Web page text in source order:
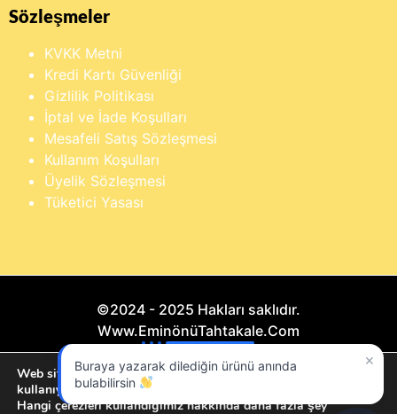
Sözleşmeler
KVKK Metni
Kredi Kartı Güvenliği
Gizlilik Politikası
İptal ve İade Koşulları
Mesafeli Satış Sözleşmesi
Kullanım Koşulları
Üyelik Sözleşmesi
Tüketici Yasası
©2024 - 2025 Hakları saklıdır.
Www.EminönüTahtakale.Com
Bu website "Sosyal Megapixel" projesidir.
×
Buraya yazarak dilediğin ürünü anında
bulabilirsin
Web sitemizde size en iyi deneyimi sunmak için çerezleri
kullanıyoruz.
Hangi çerezleri kullandığımız hakkında daha fazla şey